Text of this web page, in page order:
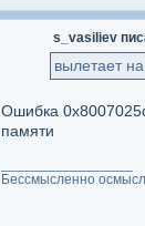
s_vasiliev
вылетает
Ошибка
памяти
Бессмысленно